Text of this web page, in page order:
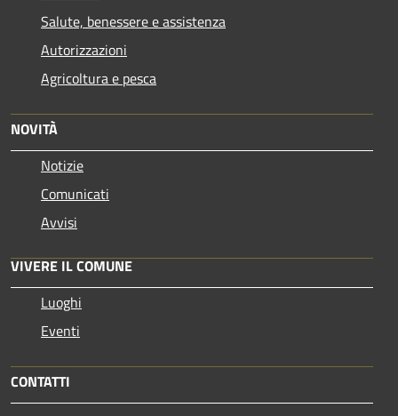
Salute, benessere e assistenza
Autorizzazioni
Agricoltura e pesca
NOVITÀ
Notizie
Comunicati
Avvisi
VIVERE IL COMUNE
Luoghi
Eventi
CONTATTI